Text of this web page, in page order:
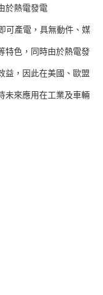
於熱電發電
可產電，具無動件、媒
特色，同時由於熱電發
益，因此在美國、歐盟
未來應用在工業及車輛